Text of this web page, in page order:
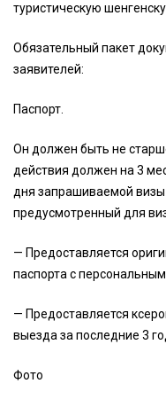
туристическую
Обязательный пакет
заявителей:
Паспорт.
Он должен быть не
действия должен на 3
дня запрашиваемой
предусмотренный для
— Предоставляется
паспорта с
— Предоставляется
выезда за последние 3
Фото